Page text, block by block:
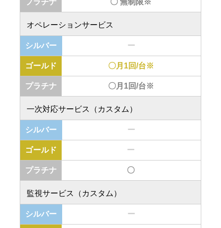
〇 無制限※
オペレーションサービス
ー
〇月1回/台※
〇月1回/台※
一次対応サービス（カスタム）
ー
ー
〇
監視サービス（カスタム）
ー